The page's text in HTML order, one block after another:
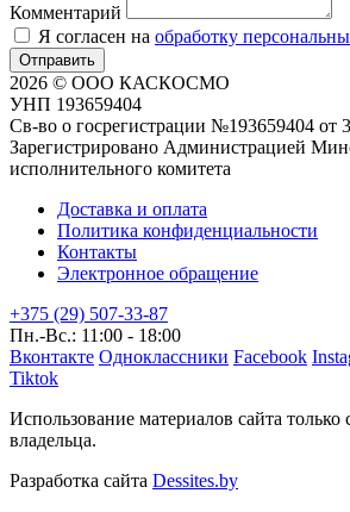
Комментарий
Я согласен на обработку
Отправить
2026 © ООО КАСКОСМО
УНП 193659404
Св-во о госрегистрации №193659404 от
Зарегистрировано Администрацией
исполнительного комитета
Доставка и оплата
Политика конфиденциальности
Контакты
Электронное обращение
+375 (29) 507-33-87
Пн.-Вс.: 11:00 - 18:00
Вконтакте Одноклассники Facebook
Tiktok
Использование материалов сайта только
владельца.
Разработка сайта Dessites.by